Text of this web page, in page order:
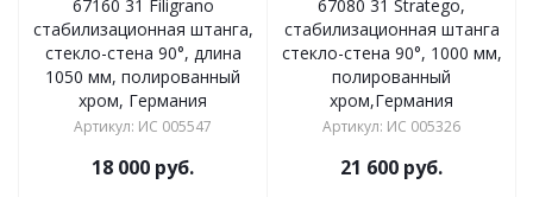
67160 31 Filigrano
cтабилизационная штанга,
стекло-стена 90°, длина
1050 мм, полированный
хром, Германия
Артикул: ИС 005547
18 000 руб.
67080 31 Stratego,
cтабилизационная штанга
стекло-стена 90°, 1000 мм,
полированный
хром,Германия
Артикул: ИС 005326
21 600 руб.